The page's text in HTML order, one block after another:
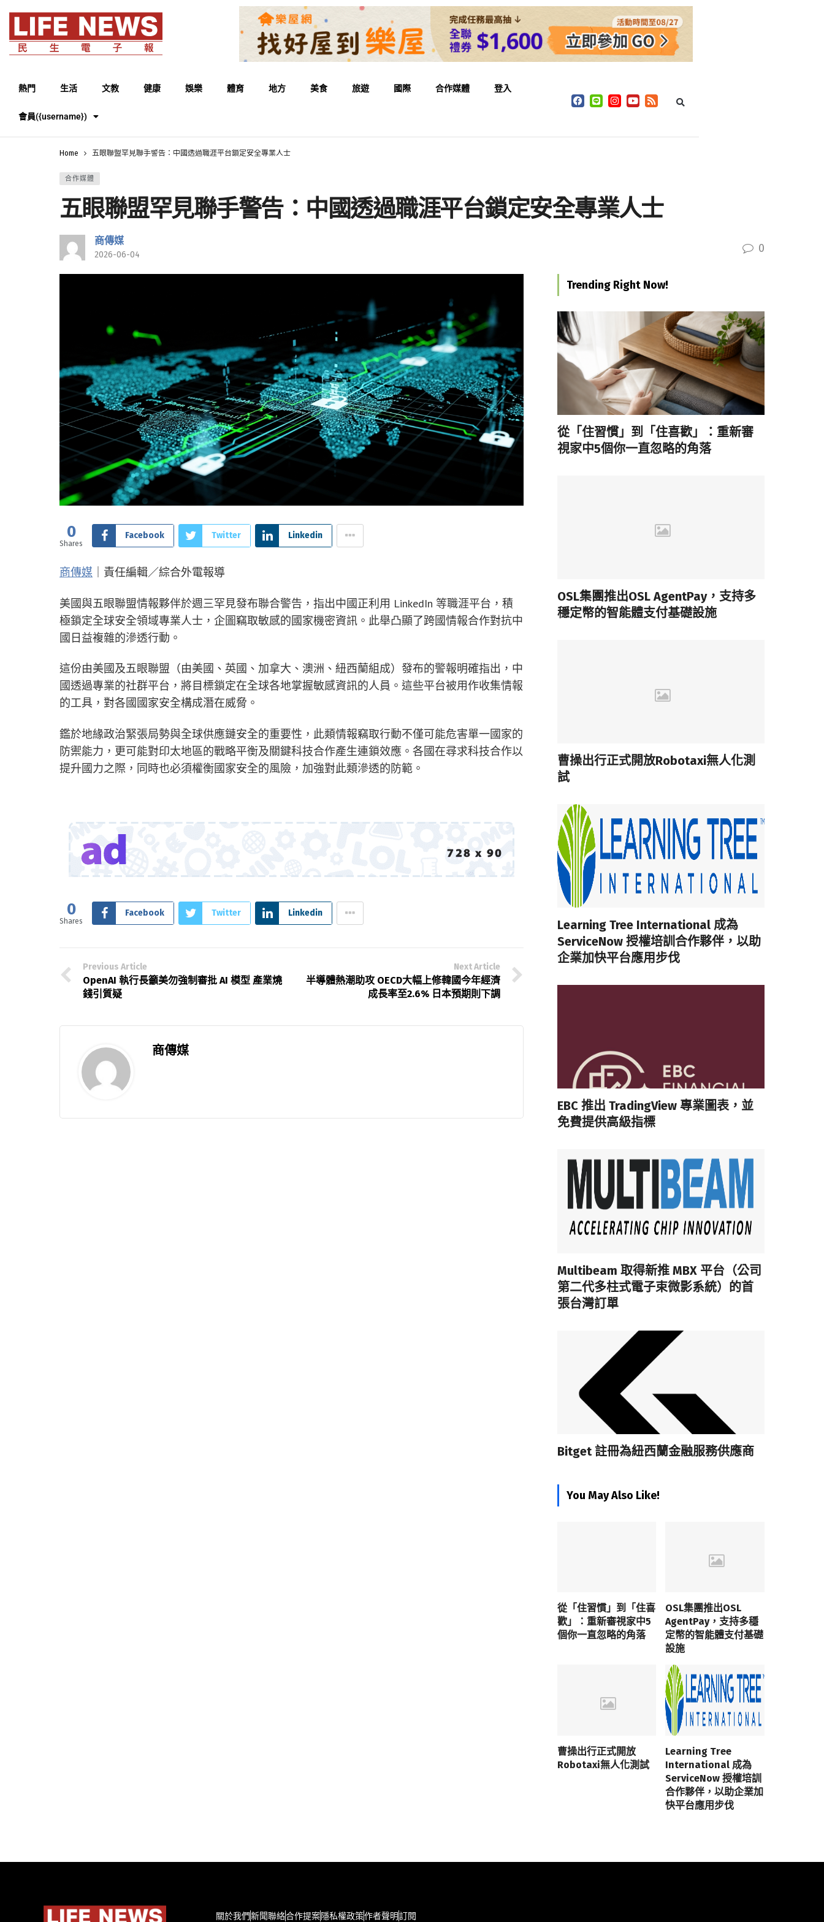
熱門 生活 文教 健康 娛樂 體育 地方 美食 旅遊 國際 合作媒體 登入
會員({username})
Home 五眼聯盟罕見聯手警告：中國透過職涯平台鎖定安全專業人士
合作媒體
五眼聯盟罕見聯手警告：中國透過職涯平台鎖定安全專業人士
商傳媒
2026-06-04 0
0
Shares
Facebook Twitter Linkedin
商傳媒 ｜責任編輯／綜合外電報導
美國與五眼聯盟情報夥伴於週三罕見發布聯合警告，指出中國正利用 LinkedIn 等職涯平台，積
極鎖定全球安全領域專業人士，企圖竊取敏感的國家機密資訊。此舉凸顯了跨國情報合作對抗中
國日益複雜的滲透行動。
這份由美國及五眼聯盟（由美國、英國、加拿大、澳洲、紐西蘭組成）發布的警報明確指出，中
國透過專業的社群平台，將目標鎖定在全球各地掌握敏感資訊的人員。這些平台被用作收集情報
的工具，對各國國家安全構成潛在威脅。
鑑於地緣政治緊張局勢與全球供應鏈安全的重要性，此類情報竊取行動不僅可能危害單一國家的
防禦能力，更可能對印太地區的戰略平衡及關鍵科技合作產生連鎖效應。各國在尋求科技合作以
提升國力之際，同時也必須權衡國家安全的風險，加強對此類滲透的防範。
0
Shares
Facebook Twitter Linkedin
Previous Article
OpenAI 執行長籲美勿強制審批 AI 模型 產業燒
錢引質疑
Next Article
半導體熱潮助攻 OECD大幅上修韓國今年經濟
成長率至2.6% 日本預期則下調
商傳媒
Trending Right Now!
從「住習慣」到「住喜歡」：重新審
視家中5個你一直忽略的角落
OSL集團推出OSL AgentPay，支持多
穩定幣的智能體支付基礎設施
曹操出行正式開放Robotaxi無人化測
試
Learning Tree International 成為
ServiceNow 授權培訓合作夥伴，以助
企業加快平台應用步伐
EBC 推出 TradingView 專業圖表，並
免費提供高級指標
Multibeam 取得新推 MBX 平台（公司
第二代多柱式電子束微影系統）的首
張台灣訂單
Bitget 註冊為紐西蘭金融服務供應商
You May Also Like!
從「住習慣」到「住喜
歡」：重新審視家中5
個你一直忽略的角落
OSL集團推出OSL
AgentPay，支持多穩
定幣的智能體支付基礎
設施
曹操出行正式開放
Robotaxi無人化測試
Learning Tree
International 成為
ServiceNow 授權培訓
合作夥伴，以助企業加
快平台應用步伐
關於我們新聞聯絡合作提案隱私權政策作者聲明訂閱